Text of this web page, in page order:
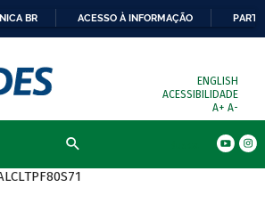
BR ACESSO À INFORMAÇÃO
ENGLISH
ACESSIBILIDADE
A+ A-